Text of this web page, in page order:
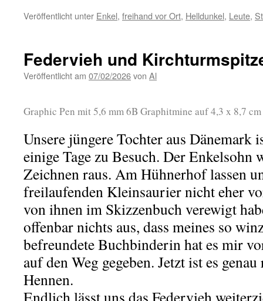
Veröffentlicht unter Enkel, freihand vor Ort, Helldunkel, Leute,
Federvieh und
Veröffentlicht am 07/02/2026von Al
Graphic Pen mit 5,6 mm 6B Graphitmine auf 4,3 x 8,7
Unsere jüngere Tochter aus
einige Tage zu Besuch. Der
Zeichnen raus. Am Hühnerhof lassen
freilaufenden Kleinsaurier nicht eher
von ihnen im Skizzenbuch verewigt
offenbar nichts aus, dass meines so
befreundete Buchbinderin hat es mir
auf den Weg gegeben. Jetzt ist es
Hennen.
Endlich lässt uns das Federvieh